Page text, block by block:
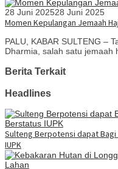
28 Juni 202528 Juni 2025
Momen Kepulangan Jemaah
PALU, KABAR SULTENG –
Dharmia, salah satu jemaah
Berita Terkait
Headlines
Sulteng Berpotensi dapat
IUPK